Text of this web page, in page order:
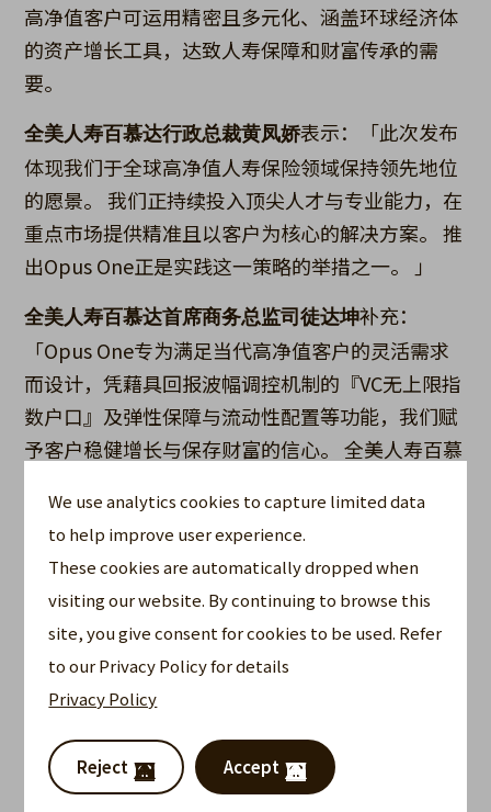
高净值客户可运用精密且多元化、涵盖环球经济体
的资产增长工具，达致人寿保障和财富传承的需
要。
全美人寿百慕达行政总裁黄凤娇表示：「此次发布
体现我们于全球高净值人寿保险领域保持领先地位
的愿景。 我们正持续投入顶尖人才与专业能力，在
重点市场提供精准且以客户为核心的解决方案。 推
出Opus One正是实践这一策略的举措之一。 」
全美人寿百慕达首席商务总监司徒达坤补充：
「Opus One专为满足当代高净值客户的灵活需求
而设计，凭藉具回报波幅调控机制的『VC无上限指
数户口』及弹性保障与流动性配置等功能，我们赋
予客户稳健增长与保存财富的信心。 全美人寿百慕
与其中，带领公司的商业策略深感振奋。 」
随着Opus One指数型万能寿险面世，全美人寿百
慕达将继续实践对高净值保险市场的承诺——透过
度身订制的方案，助客户从容实现财富增长、保障
与世代传承。
进一步了解我们全新推出的
寿险。
其他信息
We use analytics cookies to capture limited data
to help improve user experience.
These cookies are automatically dropped when
visiting our website. By continuing to browse this
site, you give consent for cookies to be used. Refer
to our Privacy Policy for details
Privacy Policy
Reject Accept